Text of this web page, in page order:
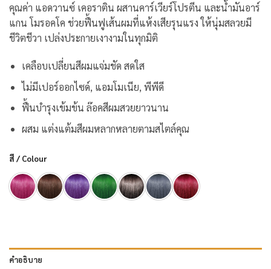
คุณค่า แอดวานซ์ เคอราติน ผสานคาร์เวียร์โปรตีน และน้ำมันอาร์
แกน โมรอคโค ช่วยฟื้นฟูเส้นผมที่แห้งเสียรุนแรง ให้นุ่มสลวยมี
ชีวิตชีวา เปล่งประกายเงางามในทุกมิติ
เคลือบเปลี่ยนสีผมแจ่มชัด สดใส
ไม่มีเปอร์ออกไซด์, แอมโมเนีย, พีพีดี
ฟื้นบำรุงเข้มข้น ล๊อคสีผมสวยยาวนาน
ผสม แต่งแต้มสีผมหลากหลายตามสไตล์คุณ
สี / Colour
คำอธิบาย